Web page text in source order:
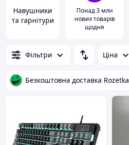
Навушники
та гарнітури
Понад 3 млн
нових товарів
щодня
Фільтри Ціна
Безкоштовна доставка Rozetka